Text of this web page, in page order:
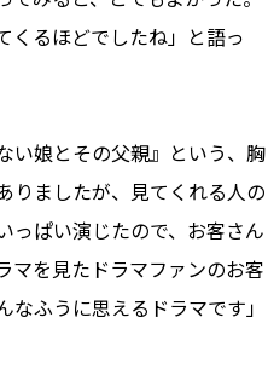
くるほどでしたね」と語っ
い娘とその父親』という、胸
りましたが、見てくれる人の
っぱい演じたので、お客さん
マを見たドラマファンのお客
ふうに思えるドラマです」